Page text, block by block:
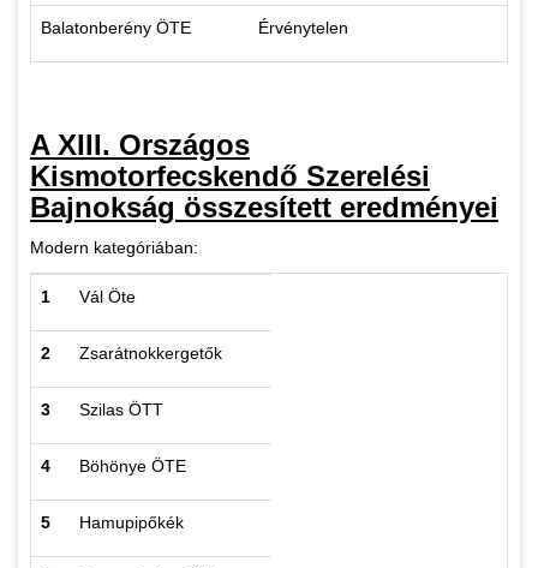
Balatonberény ÖTE Érvénytelen
A XIII. Országos
Kismotorfecskendő Szerelési
Bajnokság összesített eredményei
Modern kategóriában:
1 Vál Öte
2 Zsarátnokkergetők
3 Szilas ÖTT
4 Böhönye ÖTE
5 Hamupipőkék